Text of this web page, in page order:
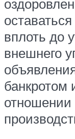
вплоть до
внешнего
банкротом
отношении